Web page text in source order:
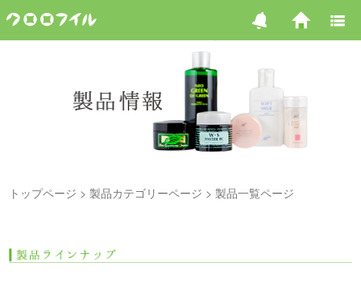
トップページ 製品カテゴリーページ 製品一覧ページ